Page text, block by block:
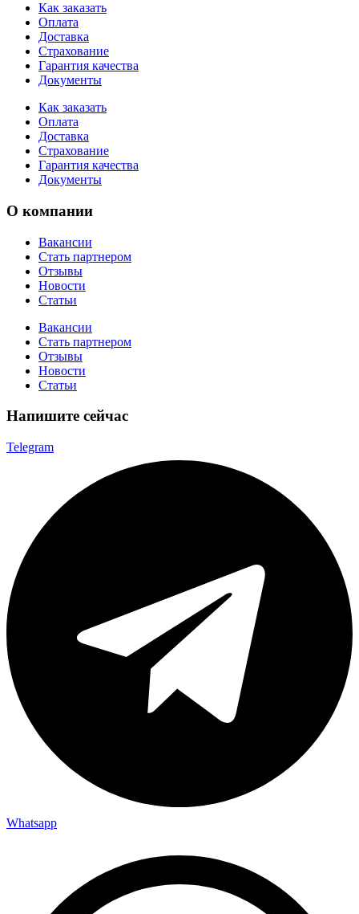
Как заказать
Оплата
Доставка
Страхование
Гарантия качества
Документы
Как заказать
Оплата
Доставка
Страхование
Гарантия качества
Документы
О компании
Вакансии
Стать партнером
Отзывы
Новости
Статьи
Вакансии
Стать партнером
Отзывы
Новости
Статьи
Напишите сейчас
Telegram
Whatsapp